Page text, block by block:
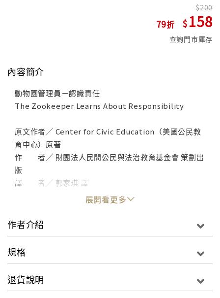
79
200
158
查詢門市庫存
內容簡介
動物園管理員－認識責任
The Zookeeper Learns About Responsibility
原文作者╱ Center for Civic Education（美國公民教
育中心）原著
作 者╱ 財團法人民間公民與法治教育基金會 策劃出
版
譯 者╱ 郭家琪 譯
展開看更多
作者介紹
規格
退貨說明